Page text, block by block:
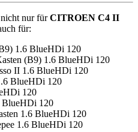
nicht nur fürCITROEN C4 II
für:
1.6 BlueHDi 120
(B9) 1.6 BlueHDi 120
II 1.6 BlueHDi 120
BlueHDi 120
120
120
1.6 BlueHDi 120
1.6 BlueHDi 120